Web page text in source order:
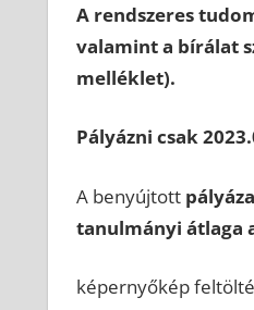
A rendszeres
valamint a bírálat
melléklet).
Pályázni csak
A benyújtott
tanulmányi átlaga
képernyőkép